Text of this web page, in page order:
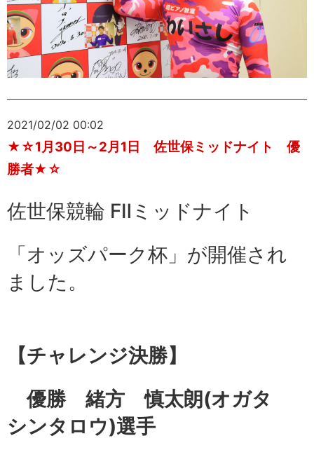
2021/02/02 00:02
★☆1月30日～2月1日 佐世保ミッドナイト 優
勝者★☆
佐世保競輪 FⅡミッドナイト
「オッズパーク杯」が開催され
ました。
【チャレンジ決勝】
優勝 緒方 慎太朗(オガタ
シンタロウ)選手